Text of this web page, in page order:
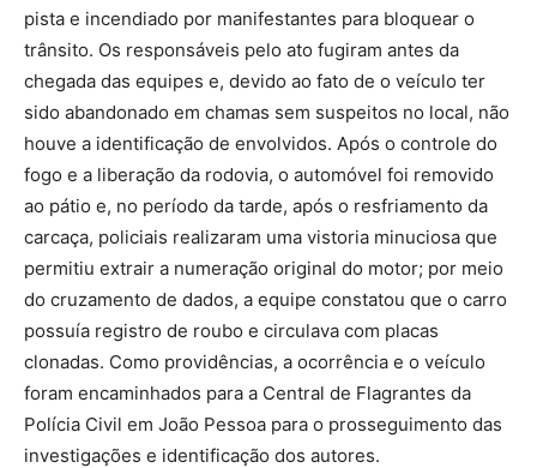
pista e incendiado por manifestantes para bloquear o
trânsito. Os responsáveis pelo ato fugiram antes da
chegada das equipes e, devido ao fato de o veículo ter
sido abandonado em chamas sem suspeitos no local, não
houve a identificação de envolvidos. Após o controle do
fogo e a liberação da rodovia, o automóvel foi removido
ao pátio e, no período da tarde, após o resfriamento da
carcaça, policiais realizaram uma vistoria minuciosa que
permitiu extrair a numeração original do motor; por meio
do cruzamento de dados, a equipe constatou que o carro
possuía registro de roubo e circulava com placas
clonadas. Como providências, a ocorrência e o veículo
foram encaminhados para a Central de Flagrantes da
Polícia Civil em João Pessoa para o prosseguimento das
investigações e identificação dos autores.